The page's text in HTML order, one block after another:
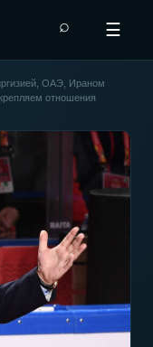
⌕ ☰
ОАЭ, Ираном
отношения